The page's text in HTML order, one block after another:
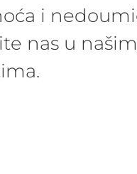
i
nas u